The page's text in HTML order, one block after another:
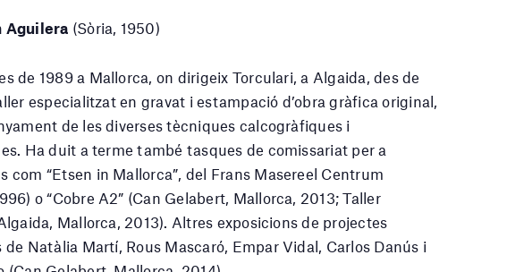
Aguilera (Sòria, 1950)
de 1989 a Mallorca, on dirigeix Torculari, a Algaida, des de
especialitzat en gravat i estampació d’obra gràfica original,
de les diverses tècniques calcogràfiques i
Ha duit a terme també tasques de comissariat per a
com “Etsen in Mallorca”, del Frans Masereel Centrum
o “Cobre A2” (Can Gelabert, Mallorca, 2013; Taller
Mallorca, 2013). Altres exposicions de projectes
de Natàlia Martí, Rous Mascaró, Empar Vidal, Carlos Danús i